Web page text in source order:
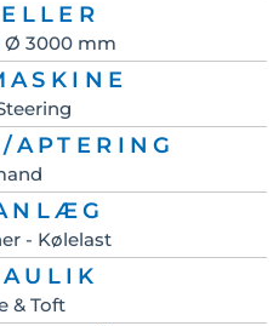
Ø 3000 mm
APTERING
- Kølelast
& Toft